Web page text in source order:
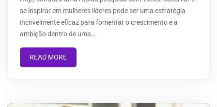
se inspirar em mulheres líderes pode ser uma estratégia
incrivelmente eficaz para fomentar o crescimento e a
ambição dentro de uma…
READ MORE